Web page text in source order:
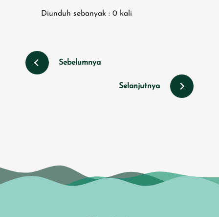
Diunduh sebanyak : 0 kali
Sebelumnya
Selanjutnya